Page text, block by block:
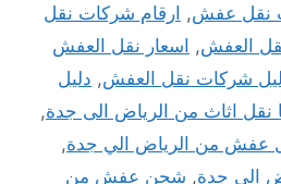
نقل عفش, ارقام شركات نقل
العفش, اسعار نقل العفش
شركات نقل العفش, دليل
نقل اثاث من الرياض الى جدة,
عفش من الرياض الي جدة,
الى جدة, شحن عفش من